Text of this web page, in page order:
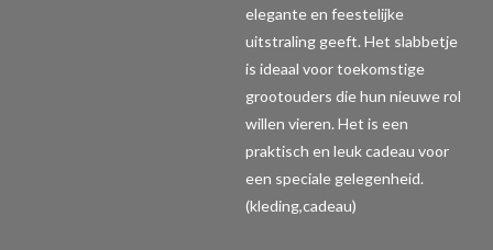
elegante en feestelijke
uitstraling geeft. Het slabbetje
is ideaal voor toekomstige
grootouders die hun nieuwe rol
willen vieren. Het is een
praktisch en leuk cadeau voor
een speciale gelegenheid.
(kleding,cadeau)